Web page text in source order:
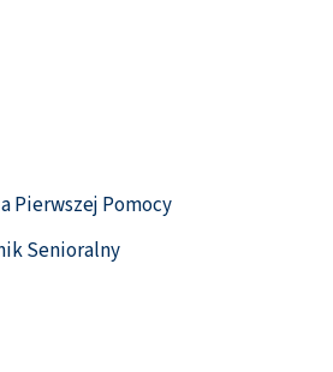
Pierwszej Pomocy
Senioralny